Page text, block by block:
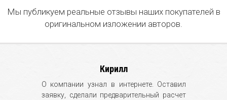
Мы публикуем реальные отзывы наших покупателей в
оригинальном изложении авторов.
Кирилл
О компании узнал в интернете. Оставил
заявку, сделали предварительный расчет